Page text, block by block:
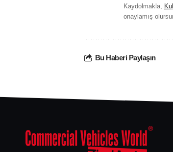
Kaydolmakla,
onaylamış
Bu Haberi Paylaşın